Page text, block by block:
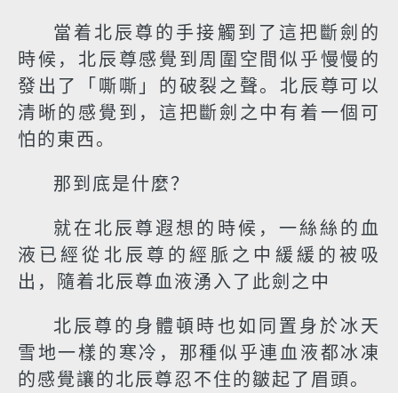
當着北辰尊的手接觸到了這把斷劍的
時候，北辰尊感覺到周圍空間似乎慢慢的
發出了「嘶嘶」的破裂之聲。北辰尊可以
清晰的感覺到，這把斷劍之中有着一個可
怕的東西。
那到底是什麼？
就在北辰尊遐想的時候，一絲絲的血
液已經從北辰尊的經脈之中緩緩的被吸
出，隨着北辰尊血液湧入了此劍之中
北辰尊的身體頓時也如同置身於冰天
雪地一樣的寒冷，那種似乎連血液都冰凍
的感覺讓的北辰尊忍不住的皺起了眉頭。